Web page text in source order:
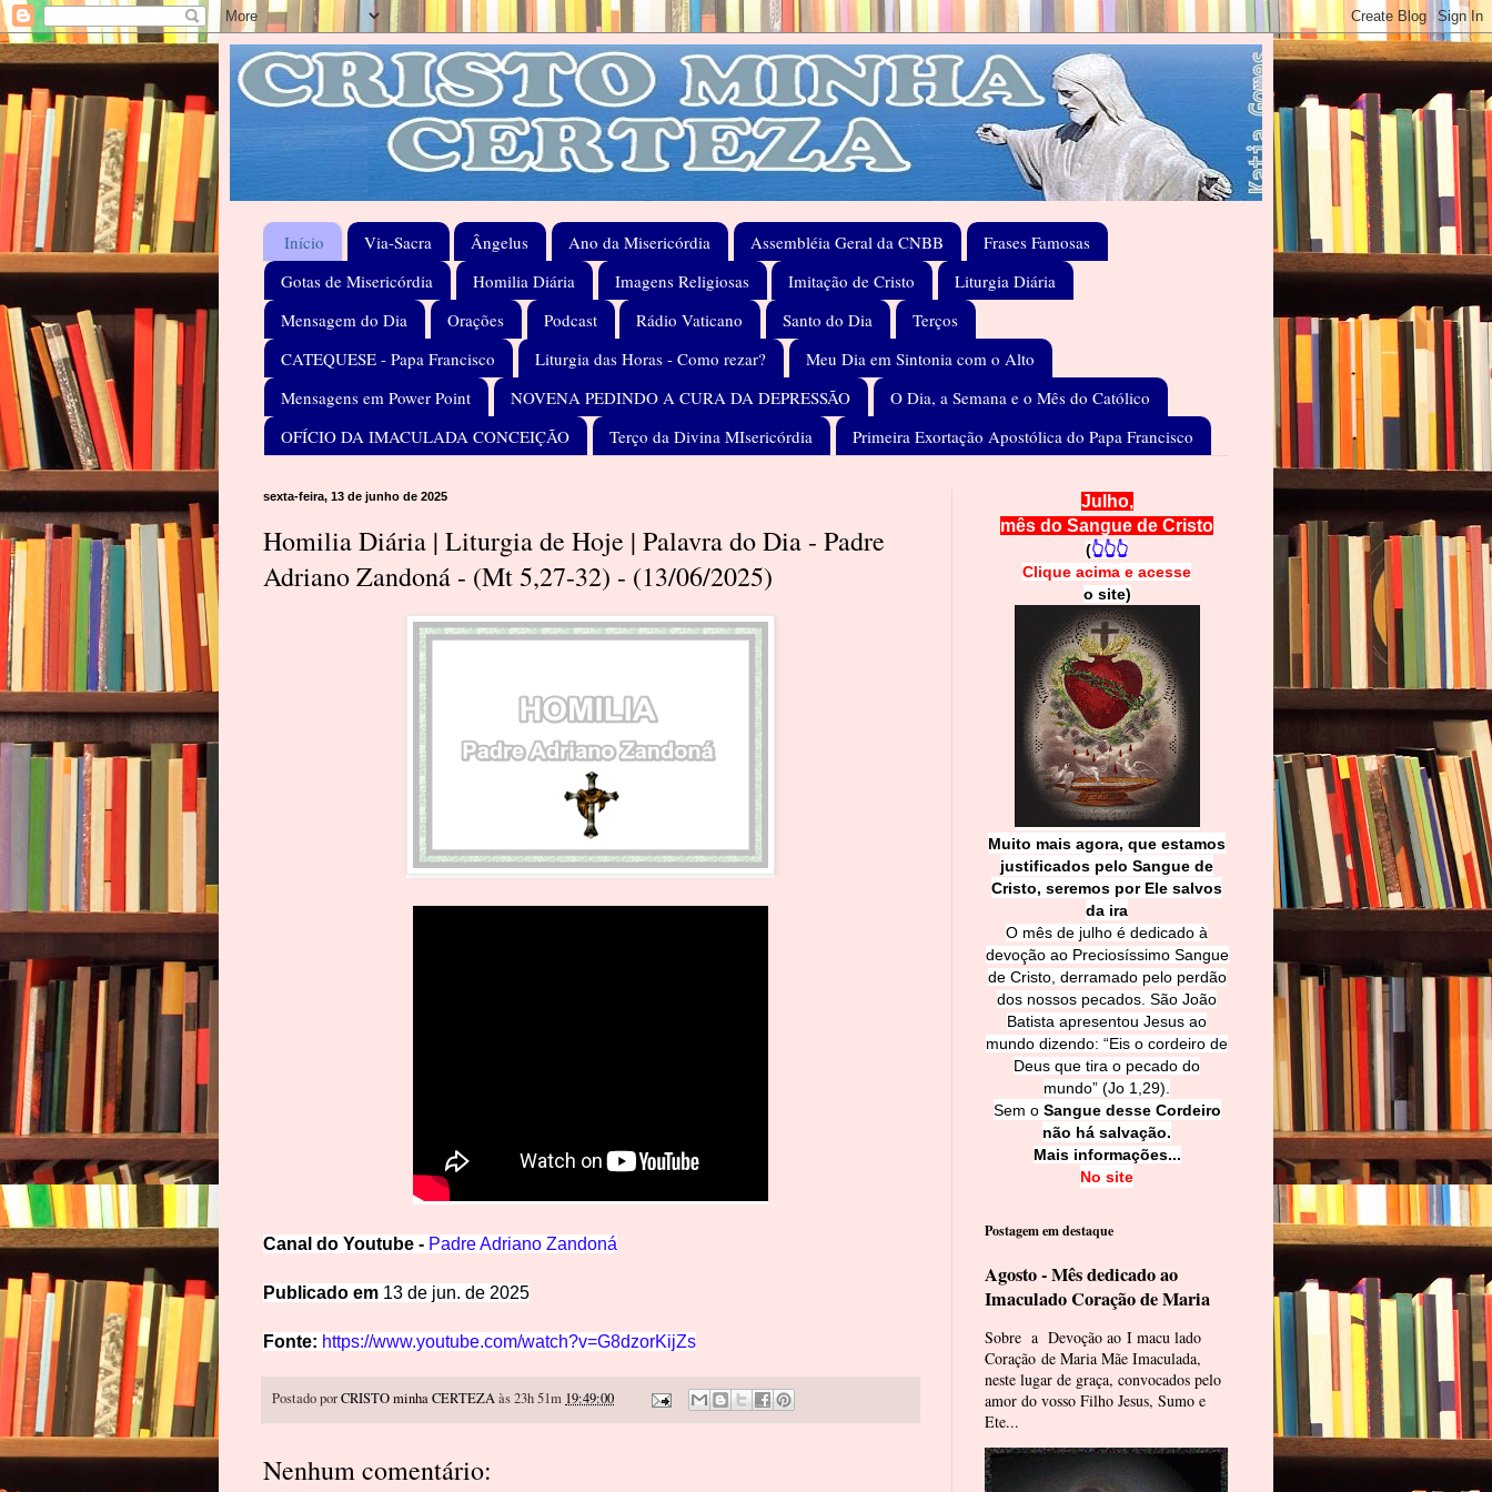
Início Via-Sacra Ângelus Ano da Misericórdia Assembléia Geral da CNBB
Frases Famosas
Gotas de Misericórdia
Homilia Diária Imagens Religiosas Imitação de Cristo
Liturgia Diária
Mensagem do Dia
Orações Podcast Rádio Vaticano Santo do Dia
Terços
CATEQUESE - Papa Francisco
Liturgia das Horas - Como rezar?
Meu Dia em Sintonia com o Alto
Mensagens em Power Point
NOVENA PEDINDO A CURA DA DEPRESSÃO
O Dia, a Semana e o Mês do Católico
OFÍCIO DA IMACULADA CONCEIÇÃO
Terço da Divina MIsericórdia Primeira Exortação Apostólica do Papa Francisco
sexta-feira, 13 de junho de 2025
Homilia Diária | Liturgia de Hoje | Palavra do Dia - Padre
Adriano Zandoná - (Mt 5,27-32) - (13/06/2025)
Canal do Youtube - Padre Adriano Zandoná
Publicado em 13 de jun. de 2025
Fonte: https://www.youtube.com/watch?v=G8dzorKijZs
Postado porCRISTO minha CERTEZAàs 23h 51m 19:49:00
Nenhum comentário:
Julho,
mês do Sangue de Cristo
(👆👆👆
Clique acima e acesse
o site)
Muito mais agora, que estamos
justificados pelo Sangue de
Cristo, seremos por Ele salvos
da ira
O mês de julho é dedicado à
devoção ao Preciosíssimo Sangue
de Cristo, derramado pelo perdão
dos nossos pecados. São João
Batista apresentou Jesus ao
mundo dizendo: “Eis o cordeiro de
Deus que tira o pecado do
mundo” (Jo 1,29).
Sem o Sangue desse Cordeiro
não há salvação.
Mais informações...
No site
Postagem em destaque
Agosto - Mês dedicado ao
Imaculado Coração de Maria
Sobre a Devoção ao I macu lado
Coração de Maria Mãe Imaculada,
neste lugar de graça, convocados pelo
amor do vosso Filho Jesus, Sumo e
Ete...